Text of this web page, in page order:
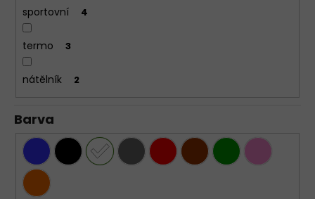
sportovní 4
termo 3
nátělník 2
Barva